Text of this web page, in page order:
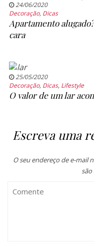
24/06/2020
Decoração, Dicas
Apartamento
cara
25/05/2020
Decoração, Dicas, Lifestyle
O valor de um lar
Escreva uma
O seu endereço de e-mail
são